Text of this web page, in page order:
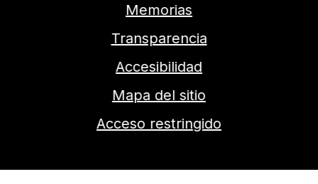
Memorias
Transparencia
Accesibilidad
Mapa del sitio
Acceso restringido